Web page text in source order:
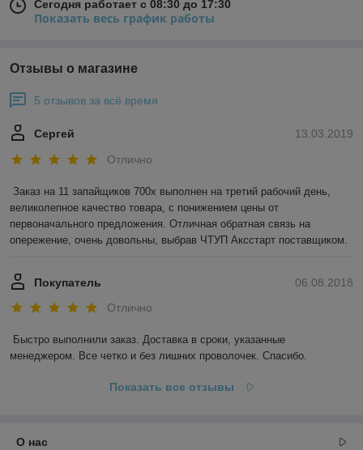
Сегодня работает с 08:30 до 17:30
Показать весь график работы
Отзывы о магазине
5 отзывов за всё время
13.03.2019
Сергей
Отлично
Заказ на 11 запайщиков 700х выполнен на третий рабочий день,
великолепное качество товара, с понижением цены от
первоначального предложения. Отличная обратная связь на
опережение, очень довольны, выбрав ЧТУП Аксстарт поставщиком.
06.08.2018
Покупатель
Отлично
Быстро выполнили заказ. Доставка в сроки, указанные
менеджером. Все четко и без лишних проволочек. Спасибо.
Показать все отзывы
О нас